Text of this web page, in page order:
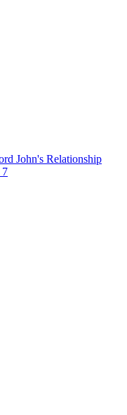
John's Relationship
7